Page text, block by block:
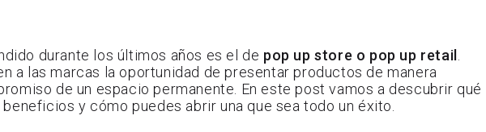
durante los últimos años es el de pop up store o pop up retail
a las marcas la oportunidad de presentar productos de manera
de un espacio permanente. En este post vamos a descubrir qué
y cómo puedes abrir una que sea todo un éxito.